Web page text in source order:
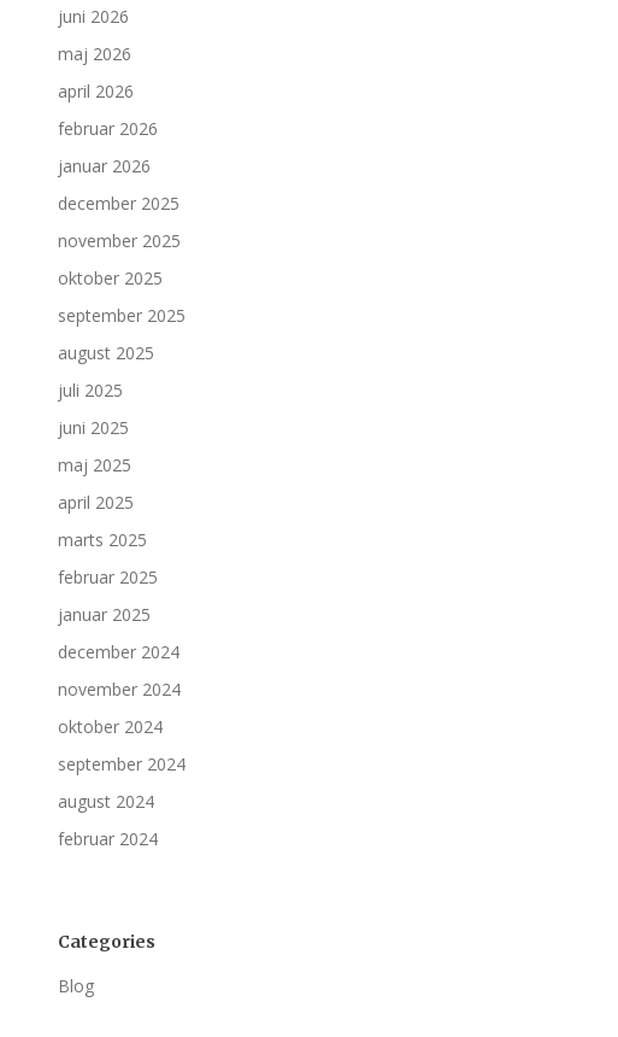
juni 2026
maj 2026
april 2026
februar 2026
januar 2026
december 2025
november 2025
oktober 2025
september 2025
august 2025
juli 2025
juni 2025
maj 2025
april 2025
marts 2025
februar 2025
januar 2025
december 2024
november 2024
oktober 2024
september 2024
august 2024
februar 2024
Categories
Blog